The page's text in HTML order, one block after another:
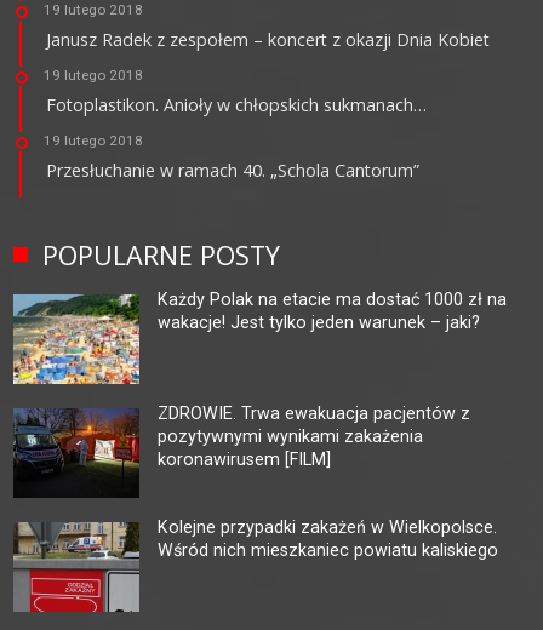
19 lutego 2018
Janusz Radek z zespołem – koncert z okazji Dnia Kobiet
19 lutego 2018
Fotoplastikon. Anioły w chłopskich sukmanach…
19 lutego 2018
Przesłuchanie w ramach 40. „Schola Cantorum”
POPULARNE POSTY
Każdy Polak na etacie ma dostać 1000 zł na
wakacje! Jest tylko jeden warunek – jaki?
ZDROWIE. Trwa ewakuacja pacjentów z
pozytywnymi wynikami zakażenia
koronawirusem [FILM]
Kolejne przypadki zakażeń w Wielkopolsce.
Wśród nich mieszkaniec powiatu kaliskiego